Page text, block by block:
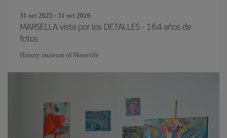
31 oct 2025 - 31 oct 2026
MARSELLA vista por los DETALLES - 164 años de
fotos
History museum of Marseille